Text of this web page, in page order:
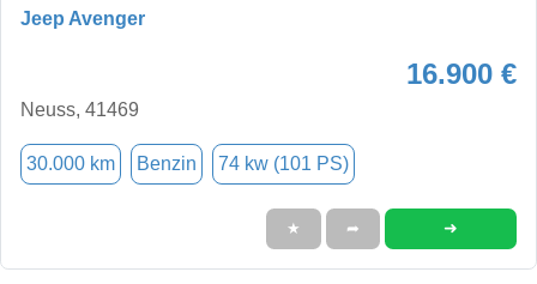
Jeep Avenger
16.900 €
Neuss, 41469
30.000 km Benzin 74 kw (101 PS)
★ ➦ ➜